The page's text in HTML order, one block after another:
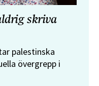
skriva
palestinska
övergrepp i